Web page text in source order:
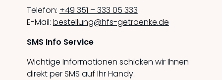
Telefon: +49 351 – 333 05 333
E-Mail: bestellung@hfs-getraenke.de
SMS Info Service
Wichtige Informationen schicken wir Ihnen
direkt per SMS auf Ihr Handy.